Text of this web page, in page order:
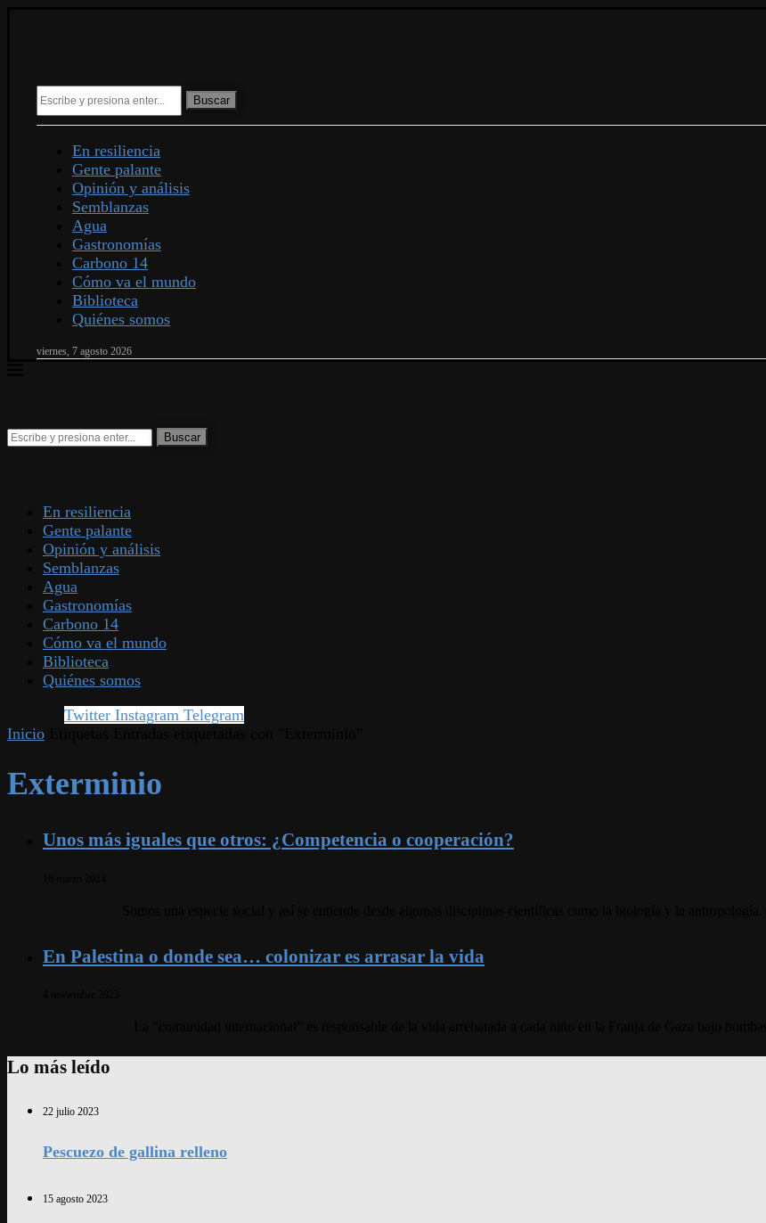
Buscar
En resiliencia
Gente palante
Opinión y análisis
Semblanzas
Agua
Gastronomías
Carbono 14
Cómo va el mundo
Biblioteca
Quiénes somos
viernes, 7 agosto 2026
En resiliencia
Gente palante
Opinión y análisis
Semblanzas
Agua
Gastronomías
Carbono 14
Cómo va el mundo
Biblioteca
Quiénes somos
Twitter Instagram Telegram
Inicio
Exterminio
Unos más iguales que otros: ¿Competencia o cooperación?
En Palestina o donde sea… colonizar es arrasar la vida
Lo más leído
22 julio 2023
Pescuezo de gallina relleno
15 agosto 2023